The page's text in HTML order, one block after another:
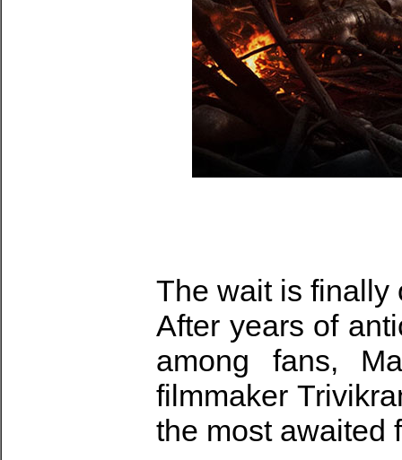
The wait is finally
After years of
among fans,
filmmaker
the most awaited